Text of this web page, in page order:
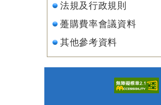
法規及行政規則
躉購費率會議資料
其他參考資料